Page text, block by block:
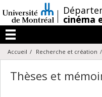
au
contenu
/
cinéma
Menu
Accueil Recherche et création
Thèses et